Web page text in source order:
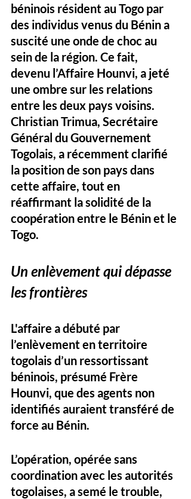
béninois résident au Togo par
des individus venus du Bénin a
suscité une onde de choc au
sein de la région. Ce fait,
devenu l’Affaire Hounvi, a jeté
une ombre sur les relations
entre les deux pays voisins.
Christian Trimua, Secrétaire
Général du Gouvernement
Togolais, a récemment clarifié
la position de son pays dans
cette affaire, tout en
réaffirmant la solidité de la
coopération entre le Bénin et le
Togo.
Un enlèvement qui dépasse
les frontières
L'affaire a débuté par
l’enlèvement en territoire
togolais d’un ressortissant
béninois, présumé Frère
Hounvi, que des agents non
identifiés auraient transféré de
force au Bénin.
L’opération, opérée sans
coordination avec les autorités
togolaises, a semé le trouble,